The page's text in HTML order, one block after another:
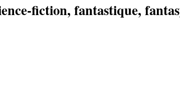
fiction, fantastique,